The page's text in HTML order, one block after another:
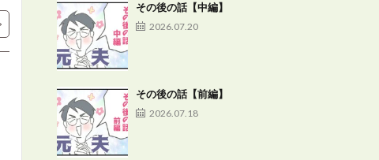
その後の話【中編】
2026.07.20
その後の話【前編】
2026.07.18